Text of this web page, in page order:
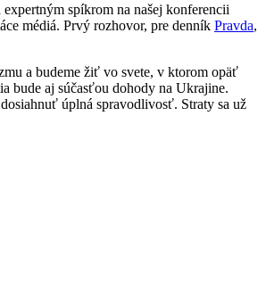
spíkrom na našej konferencii
médiá. Prvý rozhovor, pre denník Pravda,
a budeme žiť vo svete, v ktorom opäť
bude aj súčasťou dohody na Ukrajine.
úplná spravodlivosť. Straty sa už